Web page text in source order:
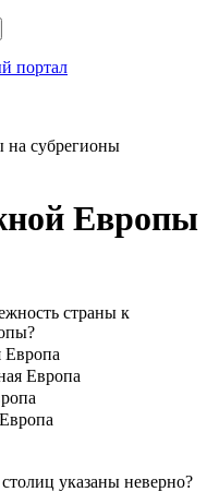
портал
на субрегионы
Европы
страны к
Европа
Европа
указаны неверно?